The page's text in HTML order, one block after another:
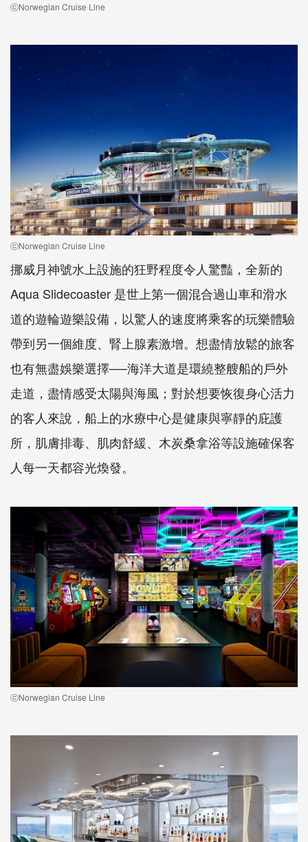
ⓒNorwegian Cruise Line
ⓒNorwegian Cruise Line
挪威月神號水上設施的狂野程度令人驚豔，全新的
Aqua Slidecoaster 是世上第一個混合過山車和滑水
道的遊輪遊樂設備，以驚人的速度將乘客的玩樂體驗
帶到另一個維度、腎上腺素激增。想盡情放鬆的旅客
也有無盡娛樂選擇──海洋大道是環繞整艘船的戶外
走道，盡情感受太陽與海風；對於想要恢復身心活力
的客人來說，船上的水療中心是健康與寧靜的庇護
所，肌膚排毒、肌肉舒緩、木炭桑拿浴等設施確保客
人每一天都容光煥發。
ⓒNorwegian Cruise Line